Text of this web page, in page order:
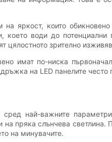
на яркост, които
води до
цялостното зрително
имат по-ниска
на LED панелите
най-важните
пряка слънчева светлина.
на минувачите.